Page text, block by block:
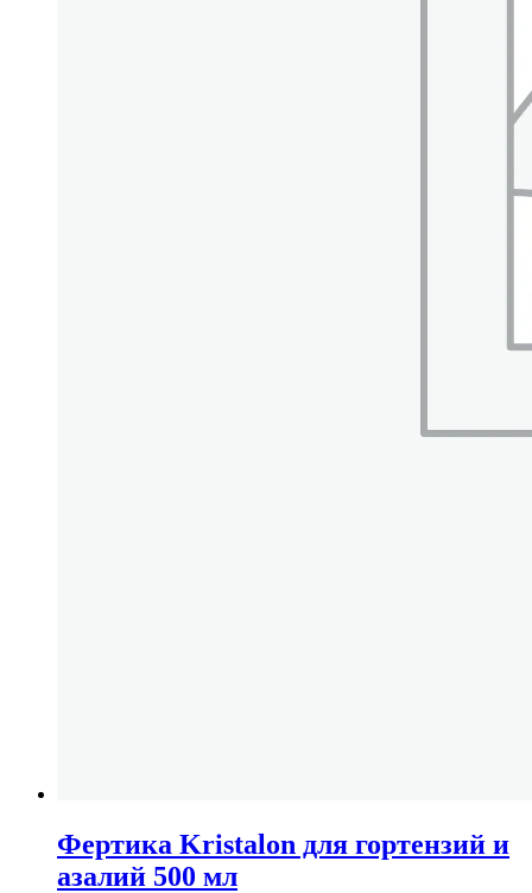
Фертика Kristalon для гортензий и
азалий 500 мл